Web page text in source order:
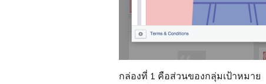
กล่องที่ 1 คือส่วนของกลุ่มเป้าหมาย